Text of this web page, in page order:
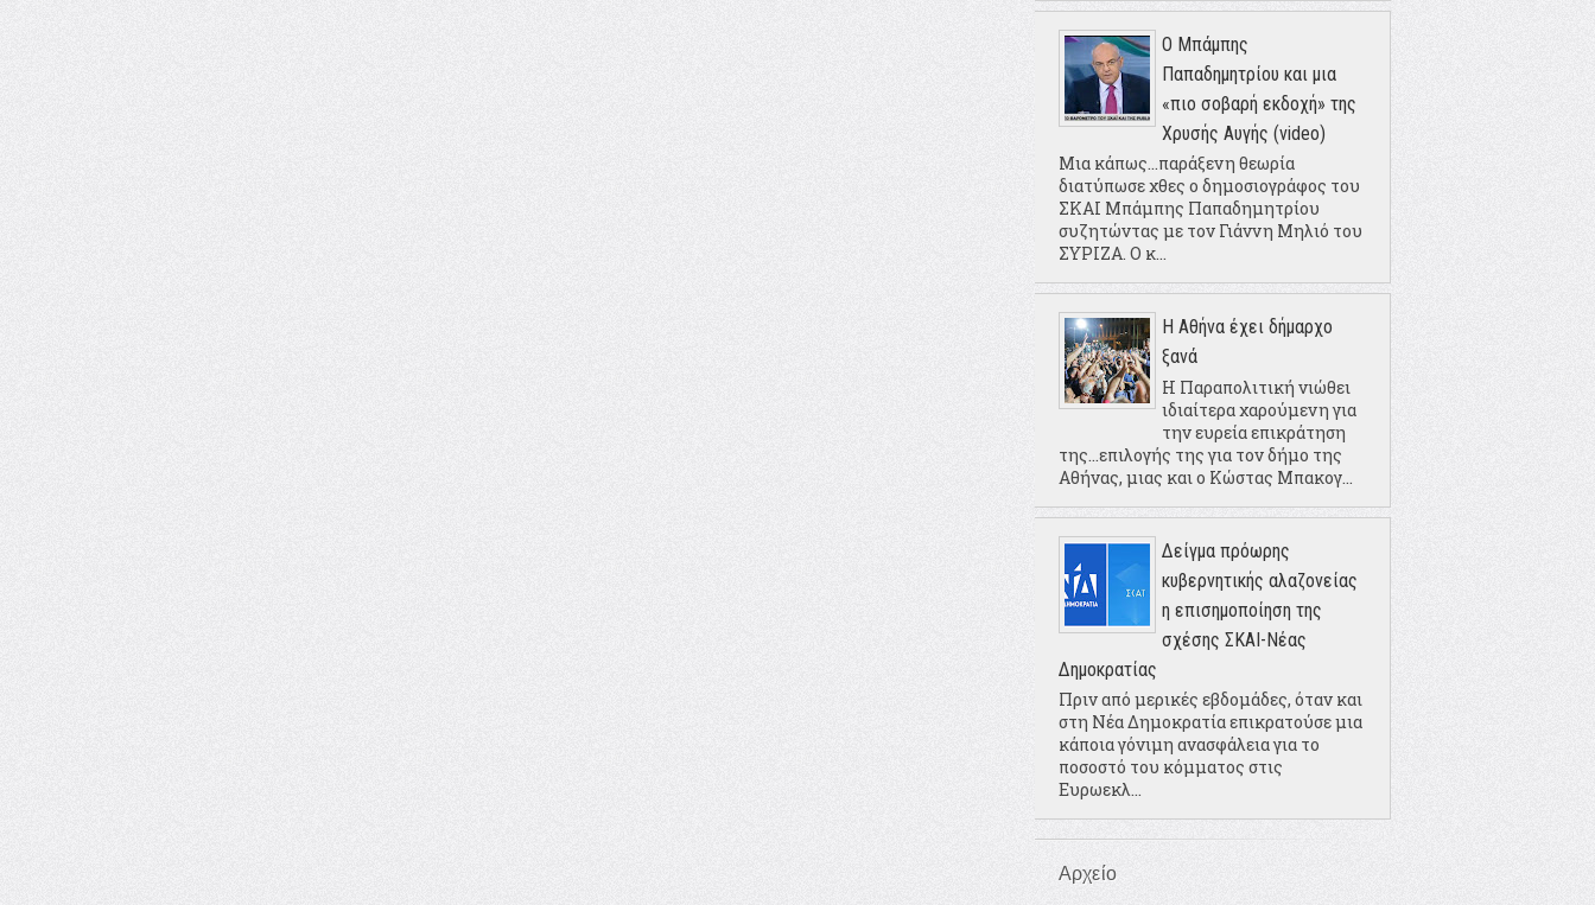
Ο Μπάμπης
Παπαδημητρίου και μια
«πιο σοβαρή εκδοχή» της
Χρυσής Αυγής (video)
Μια κάπως...παράξενη θεωρία
διατύπωσε χθες ο δημοσιογράφος του
ΣΚΑΙ Μπάμπης Παπαδημητρίου
συζητώντας με τον Γιάννη Μηλιό του
ΣΥΡΙΖΑ. Ο κ...
Η Αθήνα έχει δήμαρχο
ξανά
Η Παραπολιτική νιώθει
ιδιαίτερα χαρούμενη για
την ευρεία επικράτηση
της...επιλογής της για τον δήμο της
Αθήνας, μιας και ο Κώστας Μπακογ...
Δείγμα πρόωρης
κυβερνητικής αλαζονείας
η επισημοποίηση της
σχέσης ΣΚΑΙ-Νέας
Δημοκρατίας
Πριν από μερικές εβδομάδες, όταν και
στη Νέα Δημοκρατία επικρατούσε μια
κάποια γόνιμη ανασφάλεια για το
ποσοστό του κόμματος στις
Ευρωεκλ...
Αρχείο